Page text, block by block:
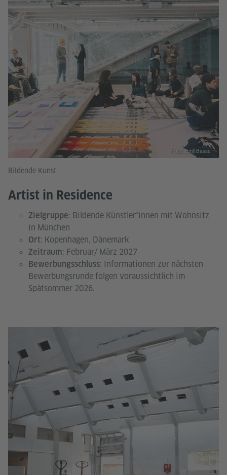
Bildende Kunst
Artist in Residence
Zielgruppe: Bildende Künstler*innen mit Wohnsitz
in München
Ort: Kopenhagen, Dänemark
Zeitraum: Februar/ März 2027
Bewerbungsschluss: Informationen zur nächsten
Bewerbungsrunde folgen voraussichtlich im
Spätsommer 2026.
Foto: Emil Basse